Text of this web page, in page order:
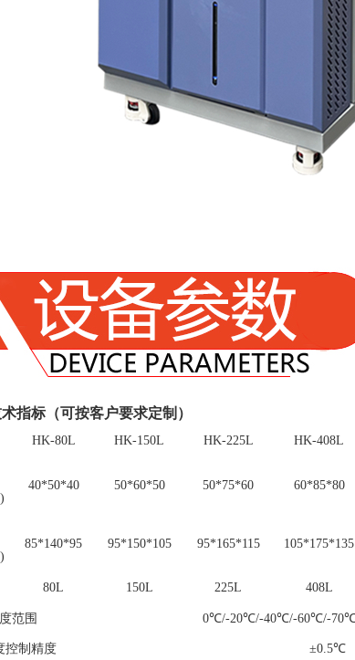
指标（可按客户要求定制）
HK-80L HK-150L HK-225L HK-408L
40*50*40 50*60*50 50*75*60 60*85*80
85*140*95 95*150*105 95*165*115 105*175*135
80L 150L 225L 408L
范围 0℃/-20℃/-40℃/-60℃/-
控制精度 ±0.5℃